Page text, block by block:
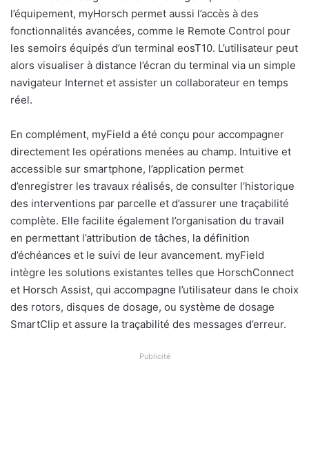
l’équipement, myHorsch permet aussi l’accès à des
fonctionnalités avancées, comme le Remote Control pour
les semoirs équipés d’un terminal eosT10. L’utilisateur peut
alors visualiser à distance l’écran du terminal via un simple
navigateur Internet et assister un collaborateur en temps
réel.
En complément, myField a été conçu pour accompagner
directement les opérations menées au champ. Intuitive et
accessible sur smartphone, l’application permet
d’enregistrer les travaux réalisés, de consulter l’historique
des interventions par parcelle et d’assurer une traçabilité
complète. Elle facilite également l’organisation du travail
en permettant l’attribution de tâches, la définition
d’échéances et le suivi de leur avancement. myField
intègre les solutions existantes telles que HorschConnect
et Horsch Assist, qui accompagne l’utilisateur dans le choix
des rotors, disques de dosage, ou système de dosage
SmartClip et assure la traçabilité des messages d’erreur.
Publicité